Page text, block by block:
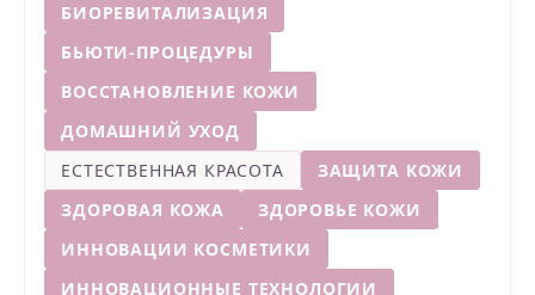
БИОРЕВИТАЛИЗАЦИЯ
БЬЮТИ-ПРОЦЕДУРЫ
ВОССТАНОВЛЕНИЕ КОЖИ
ДОМАШНИЙ УХОД
ЕСТЕСТВЕННАЯ КРАСОТА
ЗАЩИТА КОЖИ
ЗДОРОВАЯ КОЖА
ЗДОРОВЬЕ КОЖИ
ИННОВАЦИИ КОСМЕТИКИ
ИННОВАЦИОННЫЕ ТЕХНОЛОГИИ